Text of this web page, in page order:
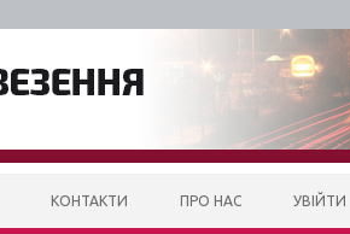
КОНТАКТИ ПРО НАС УВІЙТИ